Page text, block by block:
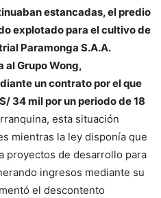
estancadas, el predio
explotado para el cultivo de
Paramonga S.A.A.
al Grupo Wong,
un contrato por el que
34 mil por un periodo de 18
esta situación
mientras la ley disponía que
proyectos de desarrollo para
ingresos mediante su
el descontento